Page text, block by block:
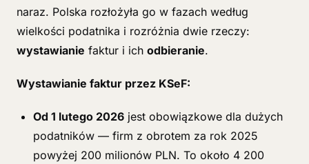
naraz. Polska rozłożyła go w fazach według
wielkości podatnika i rozróżnia dwie rzeczy:
wystawianie faktur i ich odbieranie.
Wystawianie faktur przez KSeF:
Od 1 lutego 2026 jest obowiązkowe dla dużych
podatników — firm z obrotem za rok 2025
powyżej 200 milionów PLN. To około 4 200